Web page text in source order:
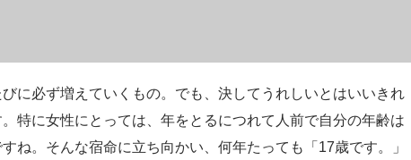
に必ず増えていくもの。でも、決してうれしいとはいいきれ
特に女性にとっては、年をとるにつれて人前で自分の年齢は
ね。そんな宿命に立ち向かい、何年たっても「17歳です。」